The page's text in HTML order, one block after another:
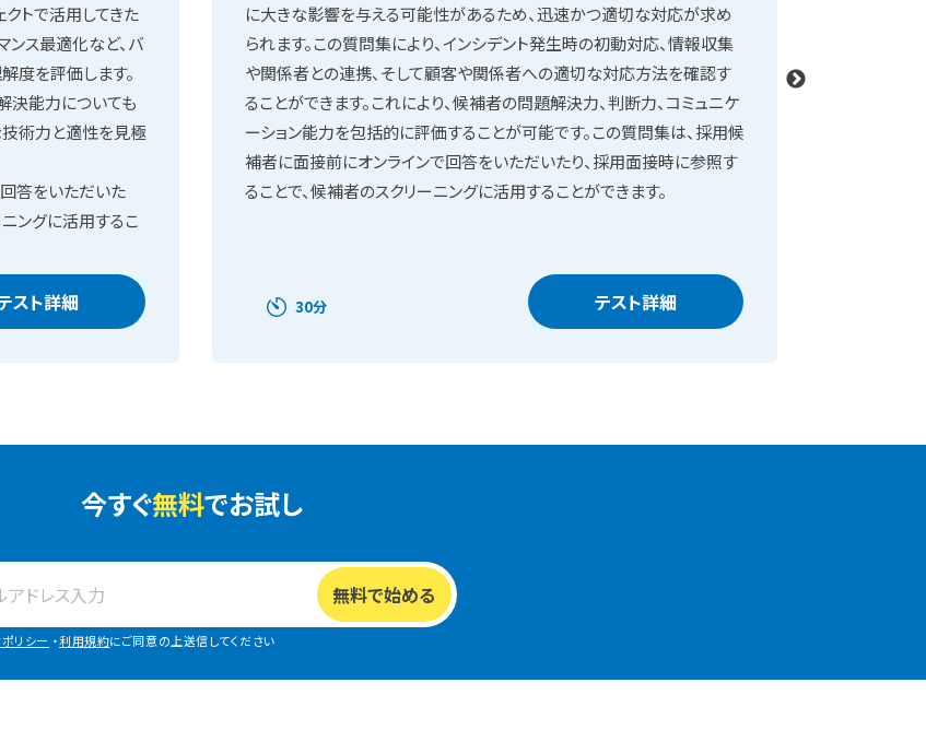
トで活用してきた
ンス最適化など、バ
度を評価します。
決能力についても
術力と適性を見極
答をいただいた
ングに活用するこ
スト詳細
に大きな影響を与える可能性があるため、迅速かつ適切な対応が求め
られます。この質問集により、インシデント発生時の初動対応、情報収集
や関係者との連携、そして顧客や関係者への適切な対応方法を確認す
ることができます。これにより、候補者の問題解決力、判断力、コミュニケ
ーション能力を包括的に評価することが可能です。この質問集は、採用候
補者に面接前にオンラインで回答をいただいたり、採用面接時に参照す
ることで、候補者のスクリーニングに活用することができます。
30分 テスト詳細
今すぐ無料でお試し
リシー ・利用規約にご同意の上送信してください